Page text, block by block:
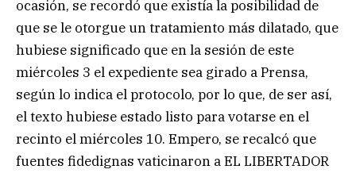
ocasión, se recordó que existía la posibilidad de
que se le otorgue un tratamiento más dilatado, que
hubiese significado que en la sesión de este
miércoles 3 el expediente sea girado a Prensa,
según lo indica el protocolo, por lo que, de ser así,
el texto hubiese estado listo para votarse en el
recinto el miércoles 10. Empero, se recalcó que
fuentes fidedignas vaticinaron a EL LIBERTADOR